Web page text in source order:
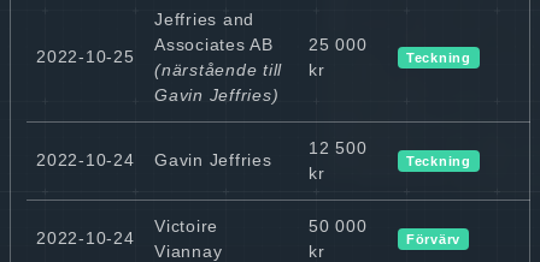
2022-10-25
Jeffries and
Associates AB
(närstående till
Gavin Jeffries)
25 000
kr
Teckning
2022-10-24 Gavin Jeffries
12 500
kr
Teckning
2022-10-24
Victoire
Viannay
50 000
kr
Förvärv